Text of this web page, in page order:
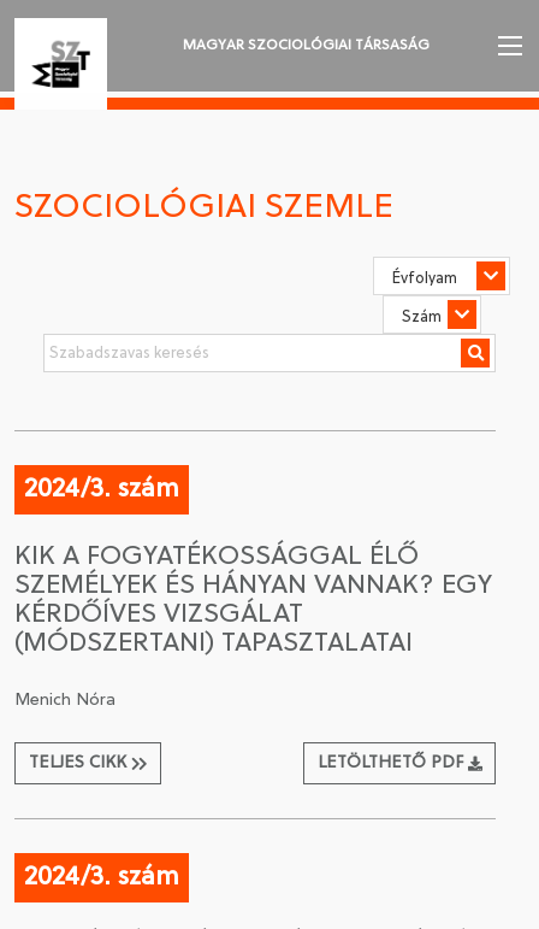
MAGYAR SZOCIOLÓGIAI TÁRSASÁG
SZOCIOLÓGIAI SZEMLE
CSATLAKOZÁS A TÁRSASÁGHOZ / MEGÚJÍTOM A
TAGSÁGOMAT
SZOCIOLÓGIAI SZEMLE
2024/3. szám
KIK A FOGYATÉKOSSÁGGAL ÉLŐ
SZEMÉLYEK ÉS HÁNYAN VANNAK? EGY
KÉRDŐÍVES VIZSGÁLAT
(MÓDSZERTANI) TAPASZTALATAI
Menich Nóra
TELJES CIKK LETÖLTHETŐ PDF
2024/3. szám